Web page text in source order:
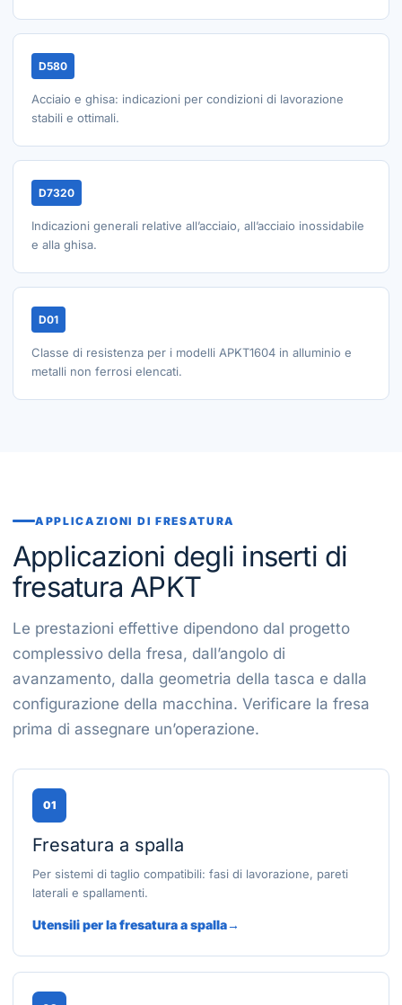
D580
Acciaio e ghisa: indicazioni per condizioni di lavorazione
stabili e ottimali.
D7320
Indicazioni generali relative all’acciaio, all’acciaio inossidabile
e alla ghisa.
D01
Classe di resistenza per i modelli APKT1604 in alluminio e
metalli non ferrosi elencati.
APPLICAZIONI DI FRESATURA
Applicazioni degli inserti di
fresatura APKT
Le prestazioni effettive dipendono dal progetto
complessivo della fresa, dall’angolo di
avanzamento, dalla geometria della tasca e dalla
configurazione della macchina. Verificare la fresa
prima di assegnare un’operazione.
01
Fresatura a spalla
Per sistemi di taglio compatibili: fasi di lavorazione, pareti
laterali e spallamenti.
Utensili per la fresatura a spalla